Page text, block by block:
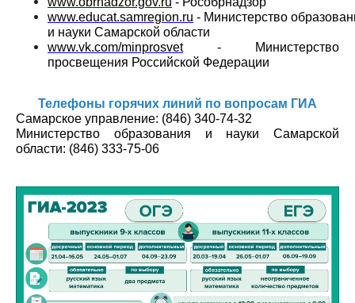
www.educat.samregion.ru - Министерство
и науки Самарской области
www.vk.com/minprosvet- Министерство
просвещения Российской Федерации
Телефоны горячих линий по вопросам ГИА
Самарское управление: (846) 340-74-32
Министерство образования и науки Самарской
области: (846) 333-75-06